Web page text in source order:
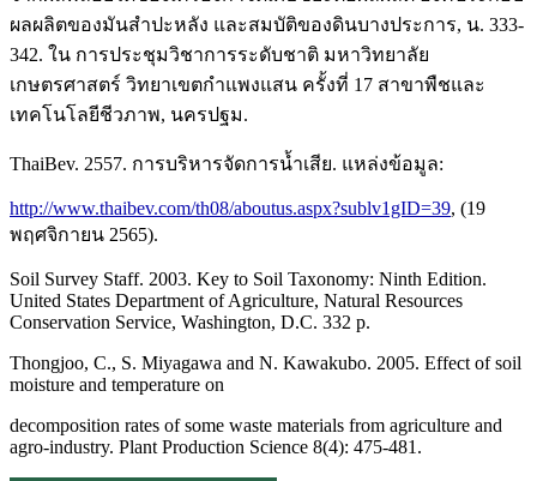
ผลผลิตของมันสำปะหลัง และสมบัติของดินบางประการ, น. 333-
342. ใน การประชุมวิชาการระดับชาติ มหาวิทยาลัย
เกษตรศาสตร์ วิทยาเขตกำแพงแสน ครั้งที่ 17 สาขาพืชและ
เทคโนโลยีชีวภาพ, นครปฐม.
ThaiBev. 2557. การบริหารจัดการน้ำเสีย. แหล่งข้อมูล:
http://www.thaibev.com/th08/aboutus.aspx?sublv1gID=39, (19
พฤศจิกายน 2565).
Soil Survey Staff. 2003. Key to Soil Taxonomy: Ninth Edition.
United States Department of Agriculture, Natural Resources
Conservation Service, Washington, D.C. 332 p.
Thongjoo, C., S. Miyagawa and N. Kawakubo. 2005. Effect of soil
moisture and temperature on
decomposition rates of some waste materials from agriculture and
agro-industry. Plant Production Science 8(4): 475-481.